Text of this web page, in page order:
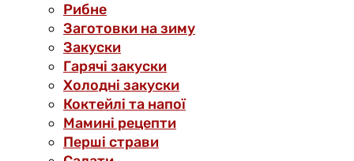
Рибне
Заготовки на зиму
Закуски
Гарячі закуски
Холодні закуски
Коктейлі та напої
Мамині рецепти
Перші страви